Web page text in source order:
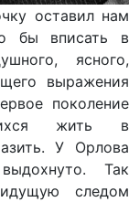
оставил нам
бы вписать в
ясного,
выражения
поколение
жить в
У Орлова
Так
следом